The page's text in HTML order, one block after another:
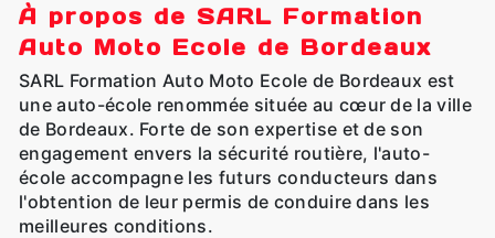
À propos de SARL Formation
Auto Moto Ecole de Bordeaux
SARL Formation Auto Moto Ecole de Bordeaux est
une auto-école renommée située au cœur de la ville
de Bordeaux. Forte de son expertise et de son
engagement envers la sécurité routière, l'auto-
école accompagne les futurs conducteurs dans
l'obtention de leur permis de conduire dans les
meilleures conditions.